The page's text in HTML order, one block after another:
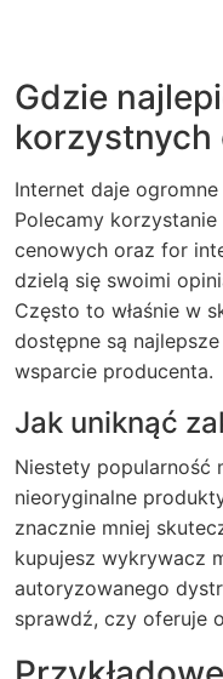
Gdzie
korzystnych
Internet daje
Polecamy
cenowych oraz for
dzielą się swoimi
Często to właśnie w
dostępne są
wsparcie producenta.
Jak uniknąć
Niestety popularność
nieoryginalne
znacznie mniej
kupujesz wykrywacz
autoryzowanego
sprawdź, czy oferuje